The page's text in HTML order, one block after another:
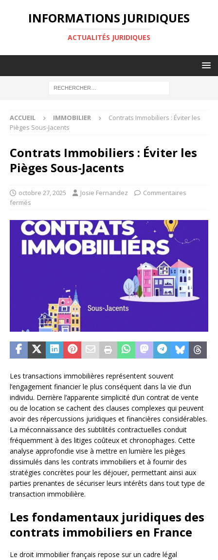
INFORMATIONS JURIDIQUES
ACTUALITÉS JURIDIQUES
ACCUEIL IMMOBILIER
Contrats Immobiliers : Éviter les
Pièges Sous-Jacents
Contrats Immobiliers : Éviter les
Pièges Sous-Jacents
octobre 27, 2025 Josie Fernandez
Commentaires
fermés
Les transactions immobilières représentent souvent
l’engagement financier le plus conséquent dans la vie d’un
individu. Derrière l’apparente simplicité d’un contrat de vente
ou de location se cachent des clauses complexes qui peuvent
avoir des répercussions juridiques et financières considérables.
La méconnaissance des subtilités contractuelles conduit
fréquemment à des litiges coûteux et chronophages. Cette
analyse approfondie vise à mettre en lumière les pièges
dissimulés dans les contrats immobiliers et à fournir des
stratégies concrètes pour les déjouer, permettant ainsi aux
parties prenantes de sécuriser leurs intérêts dans tout type de
transaction immobilière.
Les fondamentaux juridiques des
contrats immobiliers en France
Le droit immobilier français repose sur un cadre légal